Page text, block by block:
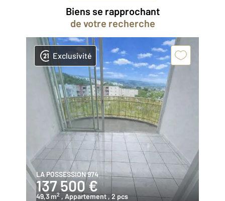
Biens se rapprochant
de votre recherche
Exclusivité
LA POSSESSION 974
137 500 €
49,3 m2 , Appartement, 2 pcs